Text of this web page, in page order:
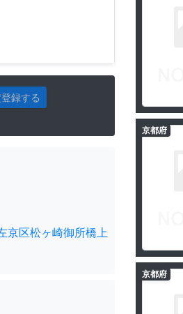
録する
京区松ヶ崎御所橋上
京都府
京都府